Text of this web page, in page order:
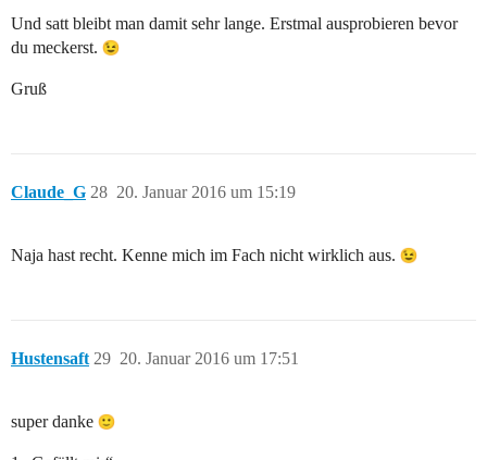
Und satt bleibt man damit sehr lange. Erstmal ausprobieren bevor
du meckerst.
Gruß
Claude_G 20. Januar 2016 um 15:19
28
Naja hast recht. Kenne mich im Fach nicht wirklich aus.
Hustensaft 20. Januar 2016 um 17:51
29
super danke